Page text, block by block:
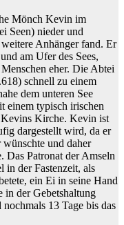
Mönch Kevin im
Seen) nieder und
Anhänger fand. Er
am Ufer des Sees,
eher. Die Abtei
schnell zu einem
dem unteren See
einem typisch irischen
Kirche. Kevin ist
dargestellt wird, da er
und daher
Das Patronat der Amseln
in der Fastenzeit, als
ein Ei in seine Hand
in der Gebetshaltung
13 Tage bis das